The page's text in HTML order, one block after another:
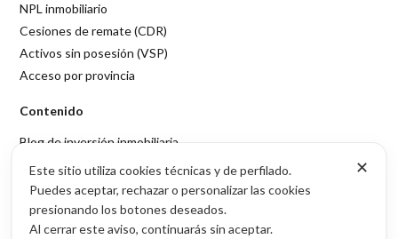
NPL inmobiliario
Cesiones de remate (CDR)
Activos sin posesión (VSP)
Acceso por provincia
Contenido
Blog de inversión inmobiliaria
Sobre Inmubi
Legal
Aviso legal
✕
Este sitio utiliza cookies técnicas y de perfilado.
Puedes aceptar, rechazar o personalizar las cookies
presionando los botones deseados.
Al cerrar este aviso, continuarás sin aceptar.